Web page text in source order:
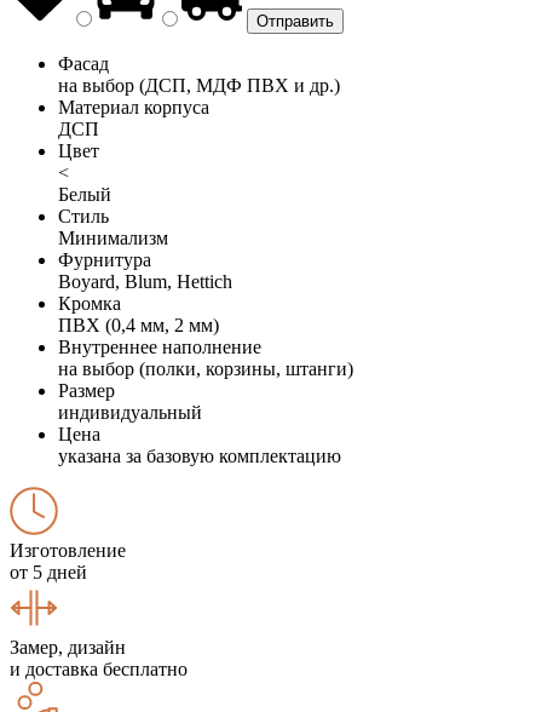
Фасад
на выбор (ДСП, МДФ ПВХ и др.)
Материал корпуса
ДСП
Цвет
<
Белый
Стиль
Минимализм
Фурнитура
Boyard, Blum, Hettich
Кромка
ПВХ (0,4 мм, 2 мм)
Внутреннее наполнение
на выбор (полки, корзины, штанги)
Размер
индивидуальный
Цена
указана за базовую комплектацию
Изготовление
от 5 дней
Замер, дизайн
и доставка бесплатно